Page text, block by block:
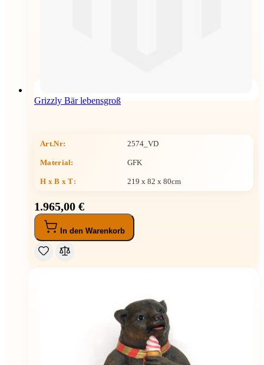
Grizzly Bär lebensgroß
Art.Nr: 2574_VD
Material: GFK
H x B x T: 219 x 82 x 80cm
1.965,00 €
In den Warenkorb